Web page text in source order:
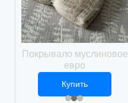
Покрывало муслиновое
евро
2 469 ₽
Купить